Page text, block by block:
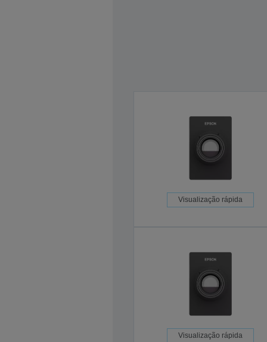
Visualização rápida
Visualização rápida